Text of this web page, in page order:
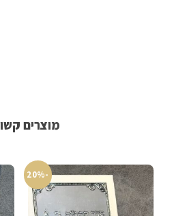
מוצרים
-20%